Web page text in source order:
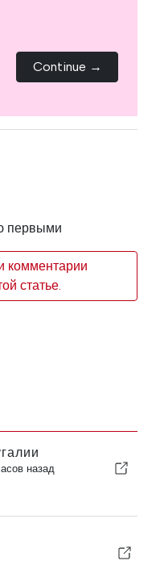
Continue →
первыми
комментарии
статье.
назад